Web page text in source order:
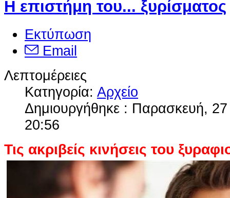
Η επιστήμη του... ξυρίσματος
Εκτύπωση
Email
Λεπτομέρειες
Κατηγορία: Αρχείο
Δημιουργήθηκε : Παρασκευή,
20:56
Τις ακριβείς κινήσεις του